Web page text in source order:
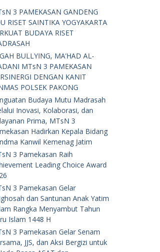
3 PAMEKASAN GANDENG
RISET SAINTIKA YOGYAKARTA
BUDAYA RISET
BULLYING, MA’HAD AL-
MTsN 3 PAMEKASAN
DENGAN KANIT
POLSEK PAKONG
Budaya Mutu Madrasah
Inovasi, Kolaborasi, dan
Prima, MTsN 3
Hadirkan Kepala Bidang
Kanwil Kemenag Jatim
3 Pamekasan Raih
Leading Choice Award
3 Pamekasan Gelar
dan Santunan Anak Yatim
Rangka Menyambut Tahun
Islam 1448 H
3 Pamekasan Gelar Senam
JJS, dan Aksi Bergizi untuk